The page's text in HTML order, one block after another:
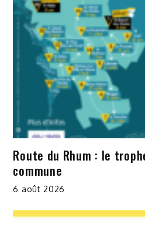
Route du Rhum : le
commune
6 août 2026